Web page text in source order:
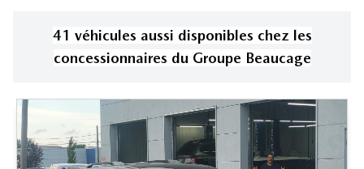
41 véhicules aussi disponibles chez les
concessionnaires du Groupe Beaucage